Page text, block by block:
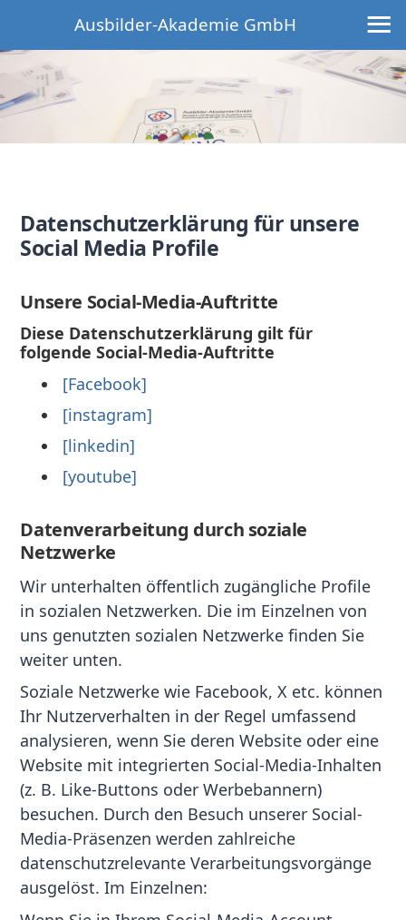
Datenschutzerklärung für unsere
Social Media Profile
Unsere Social-Media-Auftritte
Diese Datenschutzerklärung gilt für
folgende Social-Media-Auftritte
[Facebook]
[instagram]
[linkedin]
[youtube]
Datenverarbeitung durch soziale
Netzwerke
Wir unterhalten öffentlich zugängliche Profile
in sozialen Netzwerken. Die im Einzelnen von
uns genutzten sozialen Netzwerke finden Sie
weiter unten.
Soziale Netzwerke wie Facebook, X etc. können
Ihr Nutzerverhalten in der Regel umfassend
analysieren, wenn Sie deren Website oder eine
Website mit integrierten Social-Media-Inhalten
(z. B. Like-Buttons oder Werbebannern)
besuchen. Durch den Besuch unserer Social-
Media-Präsenzen werden zahlreiche
datenschutzrelevante Verarbeitungsvorgänge
ausgelöst. Im Einzelnen:
Ausbilder-Akademie GmbH ≡